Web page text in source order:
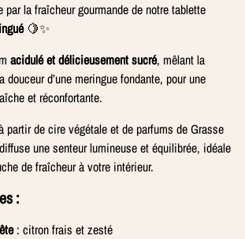
la fraîcheur gourmande de notre tablette
🍋✨
acidulé et délicieusement sucré, mêlant la
d’une meringue fondante, pour une
et réconfortante.
partir de cire végétale et de parfums de Grasse
une senteur lumineuse et équilibrée, idéale
de fraîcheur à votre intérieur.
:
: citron frais et zesté